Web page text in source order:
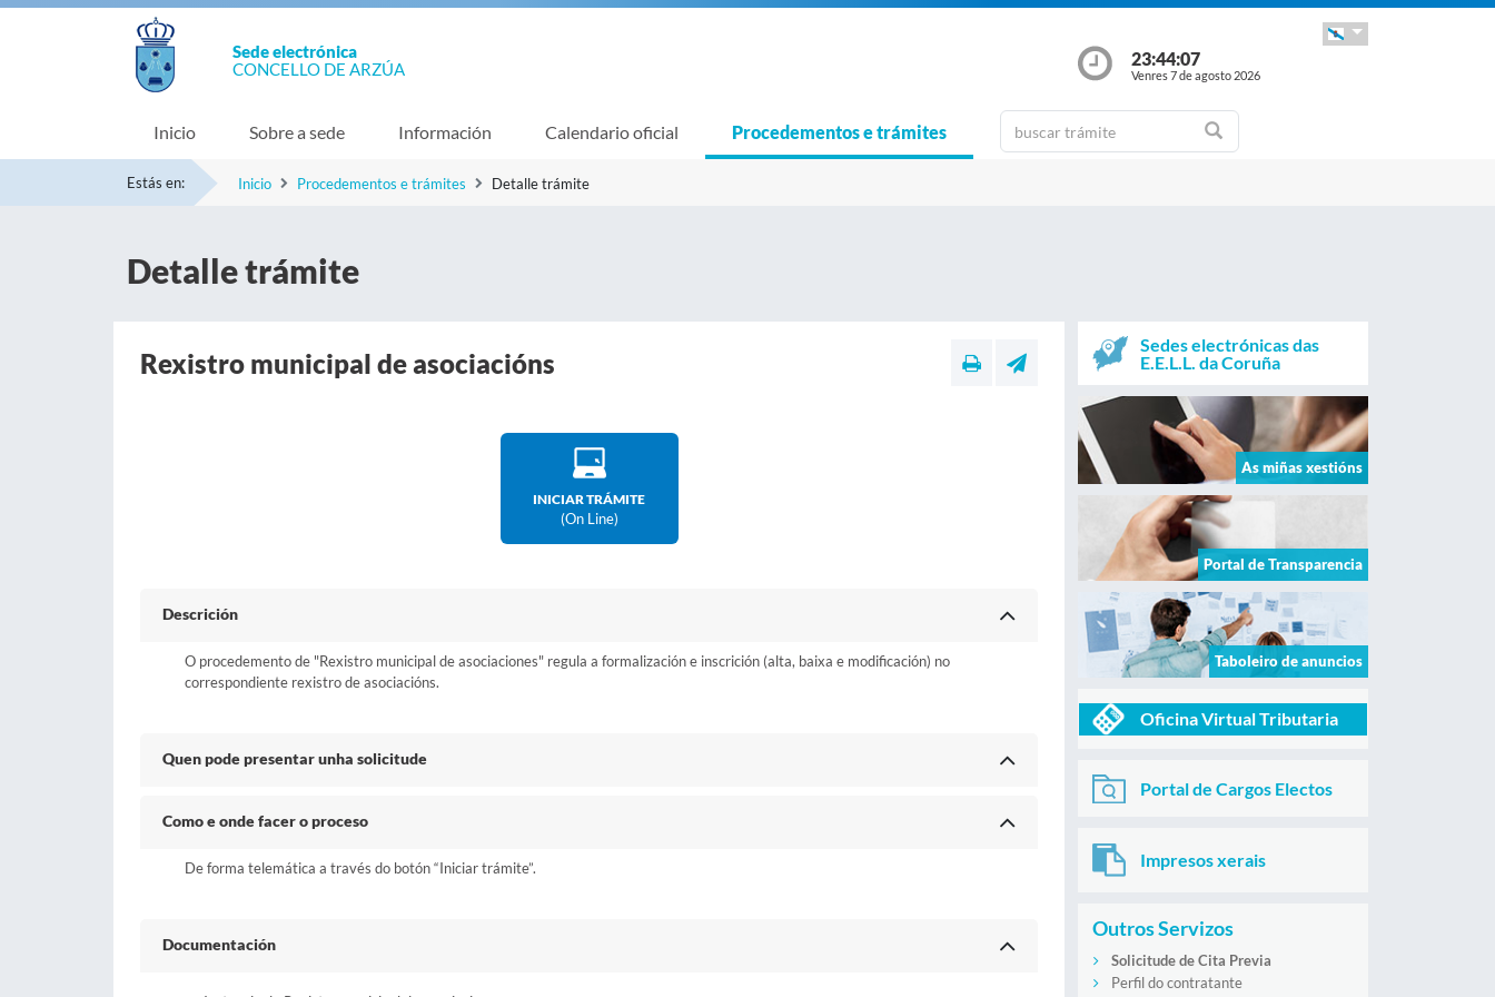
Sede electrónica
CONCELLO DE ARZÚA
23:44:07
Venres 7 de agosto 2026
Inicio Sobre a sede Información Calendario oficial Procedementos e trámites
Estás en: Inicio Procedementos e trámites Detalle trámite
Detalle trámite
Rexistro municipal de asociacións
INICIAR TRÁMITE
(on Line)
Descrición
O procedemento de "Rexistro municipal de asociaciones" regula a formalización e inscrición (alta, baixa e modificación) no
correspondiente rexistro de asociacións.
Quen pode presentar unha solicitude
Como e onde facer o proceso
De forma telemática a través do botón “Iniciar trámite”.
Documentación
Sedes electrónicas das
E.E.L.L. da Coruña
As miñas xestións
Portal de Transparencia
Taboleiro de anuncios
Oficina Virtual Tributaria
Portal de Cargos Electos
Impresos xerais
Outros Servizos
Solicitude de Cita Previa
Perfil do contratante